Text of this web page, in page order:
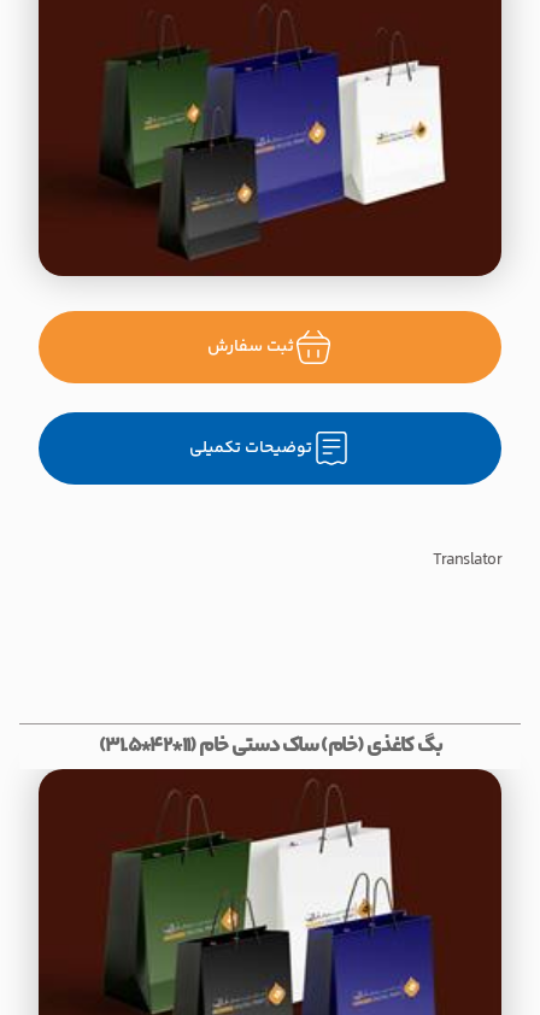
Translator
ثبت سفارش
توضیحات تکمیلی
بگ کاغذی (خام) ساک دستی خام (11*42*31.5)